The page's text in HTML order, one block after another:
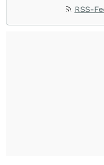
Rohstoffe oderRSS-